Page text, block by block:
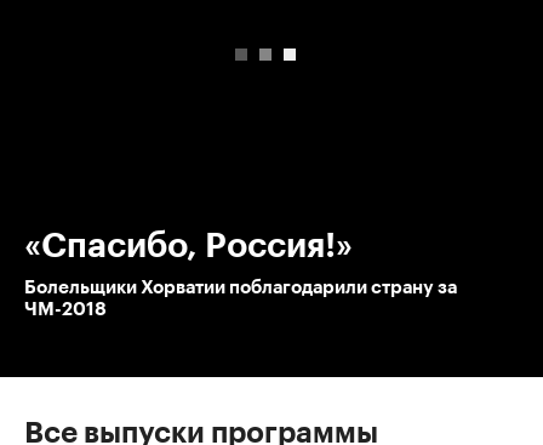
«Спасибо, Россия!»
Болельщики Хорватии поблагодарили страну за
ЧМ-2018
Все выпуски программы